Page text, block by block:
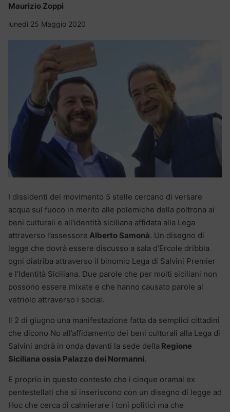
Maurizio Zoppi
lunedì 25 Maggio 2020
I dissidenti del movimento 5 stelle cercano di versare
acqua sul fuoco in merito alle polemiche della poltrona ai
beni culturali e all’identità siciliana affidata alla Lega
attraverso l’assessore Alberto Samonà. Un disegno di
legge che dovrà essere discusso a sala d’Ercole dribbla
ogni diatriba attraverso il binomio Lega di Salvini Premier
e l’Identità Siciliana. Due parole che per molti siciliani non
possono essere mixate e che hanno causato parole al
vetriolo attraverso i social.
Il 2 di giugno una manifestazione fatta da semplici cittadini
che dicono No all’affidamento dei beni culturali alla Lega di
Salvini andrà in onda davanti la sede della Regione
Siciliana ossia Palazzo dei Normanni.
E proprio in questo contesto che i cinque oramai ex
pentestellati che si inseriscono con un disegno di legge ad
Hoc che cerca di calmierare i toni politici ma che